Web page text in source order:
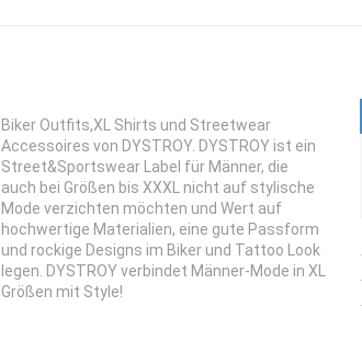
Biker Outfits,XL Shirts und Streetwear
Accessoires von DYSTROY. DYSTROY ist ein
Street&Sportswear Label für Männer, die
auch bei Größen bis XXXL nicht auf stylische
Mode verzichten möchten und Wert auf
hochwertige Materialien, eine gute Passform
und rockige Designs im Biker und Tattoo Look
legen. DYSTROY verbindet Männer-Mode in XL
Größen mit Style!